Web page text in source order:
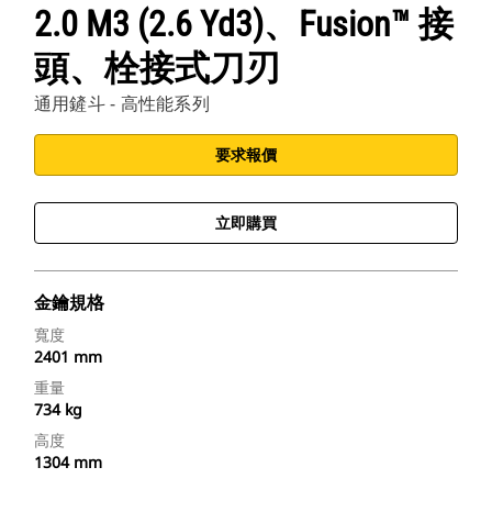
2.0 M3 (2.6 Yd3)、Fusion™ 接
頭、栓接式刀刃
通用鏟斗 - 高性能系列
要求報價
立即購買
金鑰規格
寬度
2401 mm
重量
734 kg
高度
1304 mm